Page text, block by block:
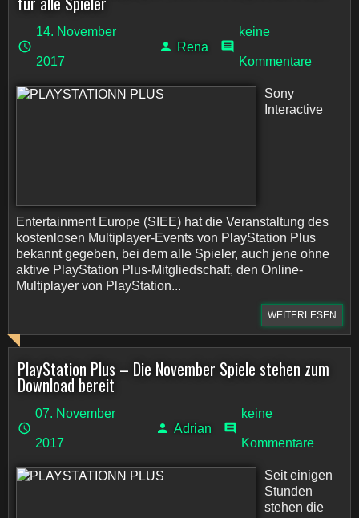
14. November
2017
Rena
keine
Kommentare
Sony
Interactive
Entertainment Europe (SIEE) hat die Veranstaltung des
kostenlosen Multiplayer-Events von PlayStation Plus
bekannt gegeben, bei dem alle Spieler, auch jene ohne
aktive PlayStation Plus-Mitgliedschaft, den Online-
Multiplayer von PlayStation...
WEITERLESEN
PlayStation Plus – Die November Spiele stehen zum
Download bereit
07. November
2017
Adrian
keine
Kommentare
Seit einigen
Stunden
stehen die